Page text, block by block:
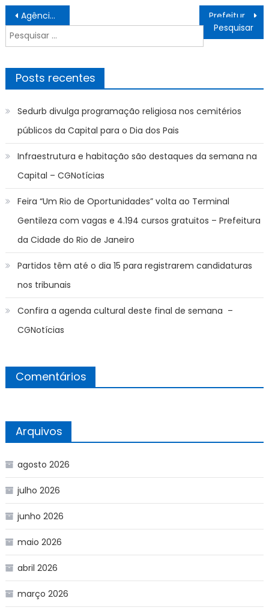
Navegação
de
Post
Agência Minas Gerais | Governo de Minas entrega obras de Unidade Básica de Saúde em Inimutaba
Prefeitura de Sorocaba divulga horários de pesagem nas UBSs para famílias atendidas pelo programa Bolsa Família – Agência de Notícias
Pesquisar
por:
Posts recentes
Sedurb divulga programação religiosa nos cemitérios
públicos da Capital para o Dia dos Pais
Infraestrutura e habitação são destaques da semana na
Capital – CGNotícias
Feira “Um Rio de Oportunidades” volta ao Terminal
Gentileza com vagas e 4.194 cursos gratuitos – Prefeitura
da Cidade do Rio de Janeiro
Partidos têm até o dia 15 para registrarem candidaturas
nos tribunais
Confira a agenda cultural deste final de semana –
CGNotícias
Comentários
Arquivos
agosto 2026
julho 2026
junho 2026
maio 2026
abril 2026
março 2026